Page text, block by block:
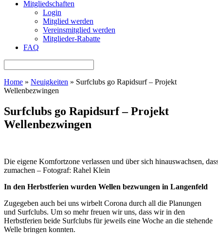
Mitgliedschaften
Login
Mitglied werden
Vereinsmitglied werden
Mitglieder-Rabatte
FAQ
Home » Neuigkeiten » Surfclubs go Rapidsurf – Projekt
Wellenbezwingen
Surfclubs go Rapidsurf – Projekt
Wellenbezwingen
Die eigene Komfortzone verlassen und über sich hinauswachsen,
zumachen – Fotograf: Rahel Klein
In den Herbstferien wurden Wellen bezwungen in Langenfeld
Zugegeben auch bei uns wirbelt Corona durch all die Planungen
und Surfclubs. Um so mehr freuen wir uns, dass wir in den
Herbstferien beide Surfclubs für jeweils eine Woche an die stehende
Welle bringen konnten.